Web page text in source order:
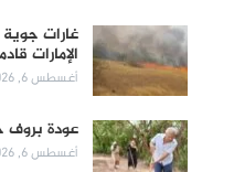
غارات
الإمارات
أغسطس 6, 2026
عودة بروف
أغسطس 6, 2026